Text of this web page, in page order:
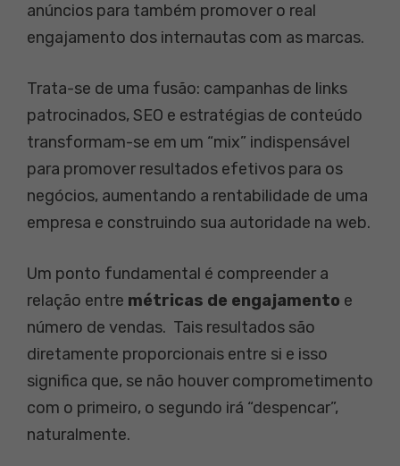
anúncios para também promover o real
engajamento dos internautas com as marcas.
Trata-se de uma fusão: campanhas de links
patrocinados, SEO e estratégias de conteúdo
transformam-se em um “mix” indispensável
para promover resultados efetivos para os
negócios, aumentando a rentabilidade de uma
empresa e construindo sua autoridade na web.
Um ponto fundamental é compreender a
relação entre métricas de engajamento e
número de vendas. Tais resultados são
diretamente proporcionais entre si e isso
significa que, se não houver comprometimento
com o primeiro, o segundo irá “despencar”,
naturalmente.